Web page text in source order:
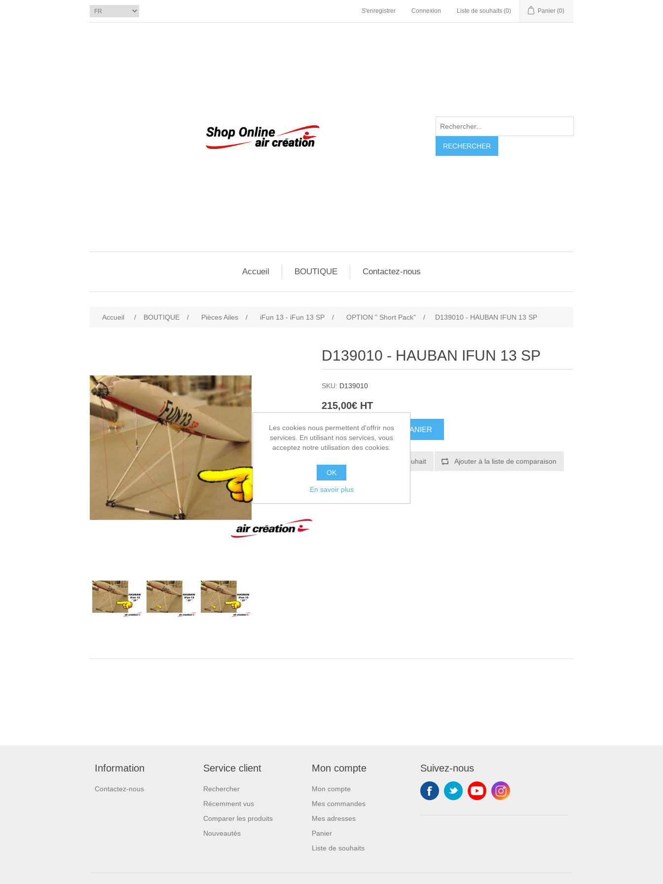
S'enregistrer Connexion Liste de souhaits (0) Panier (0)
RECHERCHER
Accueil BOUTIQUE Contactez-nous
Accueil / BOUTIQUE / Pièces Ailes / iFun 13 - iFun 13 SP / OPTION " Short Pack" / D139010 - HAUBAN IFUN 13 SP
D139010 - HAUBAN IFUN 13 SP
SKU: D139010
215,00€ HT
AJOUTER AU PANIER
Ajouter à la liste de souhait Ajouter à la liste de comparaison
Envoyer à un ami
Information
Contactez-nous
Service client
Rechercher
Récemment vus
Comparer les produits
Nouveautés
Mon compte
Mon compte
Mes commandes
Mes adresses
Panier
Liste de souhaits
Suivez-nous
Les cookies nous permettent d'offrir nos
services. En utilisant nos services, vous
acceptez notre utilisation des cookies.
OK
En savoir plus